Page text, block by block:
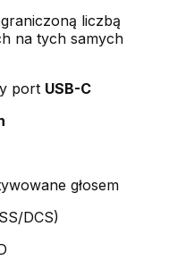
liczbą
na tych samych
port USB-C
głosem
DCS)